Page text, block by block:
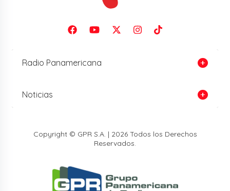
Radio Panamericana
Noticias
Copyright © GPR S.A. | 2026 Todos los Derechos
Reservados.